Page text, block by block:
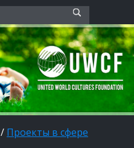
/ Проекты в сфере